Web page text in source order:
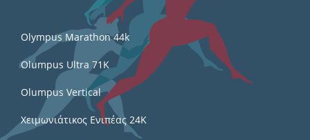
Olympus Marathon 44k
Olumpus Ultra 71K
Olumpus Vertical
Χειμωνιάτικος Ενιπέας 24Κ